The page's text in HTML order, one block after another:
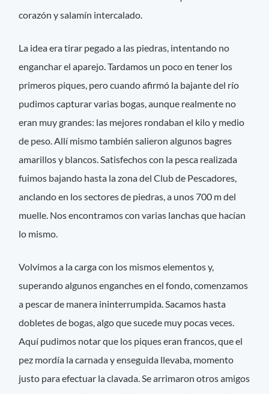
corazón y salamín intercalado.
La idea era tirar pegado a las piedras, intentando no
enganchar el aparejo. Tardamos un poco en tener los
primeros piques, pero cuando afirmó la bajante del río
pudimos capturar varias bogas, aunque realmente no
eran muy grandes: las mejores rondaban el kilo y medio
de peso. Allí mismo también salieron algunos bagres
amarillos y blancos. Satisfechos con la pesca realizada
fuimos bajando hasta la zona del Club de Pescadores,
anclando en los sectores de piedras, a unos 700 m del
muelle. Nos encontramos con varias lanchas que hacían
lo mismo.
Volvimos a la carga con los mismos elementos y,
superando algunos enganches en el fondo, comenzamos
a pescar de manera ininterrumpida. Sacamos hasta
dobletes de bogas, algo que sucede muy pocas veces.
Aquí pudimos notar que los piques eran francos, que el
pez mordía la carnada y enseguida llevaba, momento
justo para efectuar la clavada. Se arrimaron otros amigos